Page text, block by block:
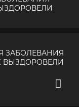
ЗАБОЛЕВАНИЯ
ВЫЗДОРОВЕЛИ